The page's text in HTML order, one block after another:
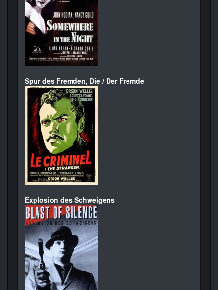
Spur des Fremden, Die / Der Fremde
Explosion des Schweigens